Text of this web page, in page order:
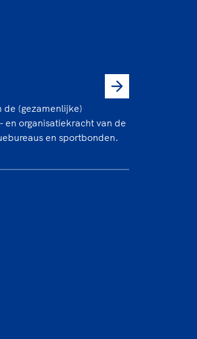
de (gezamenlijke)
en organisatiekracht van de
en sportbonden.